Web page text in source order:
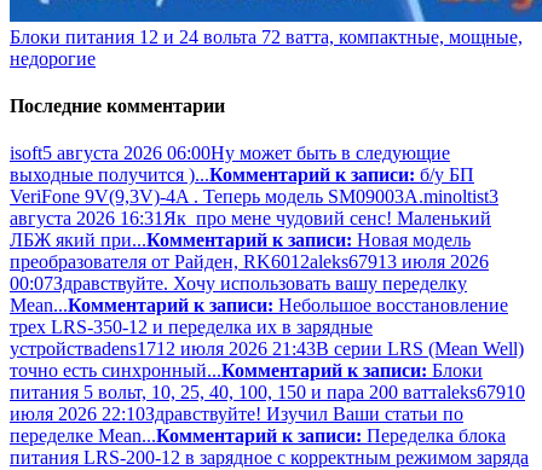
Блоки питания 12 и 24 вольта 72 ватта, компактные, мощные,
недорогие
Последние комментарии
isoft5 августа 2026 06:00Ну может быть в следующие
выходные получится )...Комментарий к записи: б/у БП
VeriFone 9V(9,3V)-4A . Теперь модель SM09003A.minoltist3
августа 2026 16:31 Як про мене чудовий сенс! Маленький
ЛБЖ який при...Комментарий к записи: Новая модель
преобразователя от Райден, RK6012aleks67913 июля 2026
00:07Здравствуйте. Хочу использовать вашу переделку
Mean...Комментарий к записи: Небольшое восстановление
трех LRS-350-12 и переделка их в зарядные
устройстваdens1712 июля 2026 21:43В серии LRS (Mean Well)
точно есть синхронный...Комментарий к записи: Блоки
питания 5 вольт, 10, 25, 40, 100, 150 и пара 200 ваттaleks67910
июля 2026 22:10Здравствуйте! Изучил Ваши статьи по
переделке Mean...Комментарий к записи: Переделка блока
питания LRS-200-12 в зарядное с корректным режимом заряда